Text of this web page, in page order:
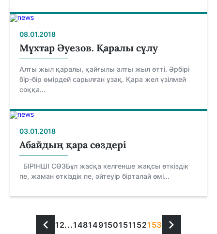
08.01.2018
Мұхтар Әуезов. Қаралы сұлу
Алты жыл қаралы, қайғылы алты жыл өтті. Әрбірі
бір-бір өмірдей сарылған ұзақ. Қара жел үзілмей
соққа...
03.01.2018
Абайдың қара сөздері
БІРІНШІ СӨЗБұл жасқа келгенше жақсы өткіздік
пе, жаман өткіздік пе, әйтеуір бірталай өмі...
1 2...148149150151152153